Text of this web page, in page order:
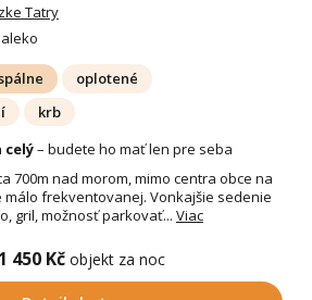
Tatry
oplotené
krb
celý– budete ho mať len pre seba
700m nad morom, mimo centra obce na
málo frekventovanej. Vonkajšie sedenie
gril, možnosť parkovať... Viac
450 Kč objekt za noc